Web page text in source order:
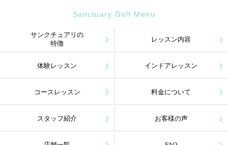
Sanctuary Golf Menu
サンクチュアリの
特徴
レッスン内容
体験レッスン インドアレッスン
コースレッスン 料金について
スタッフ紹介 お客様の声